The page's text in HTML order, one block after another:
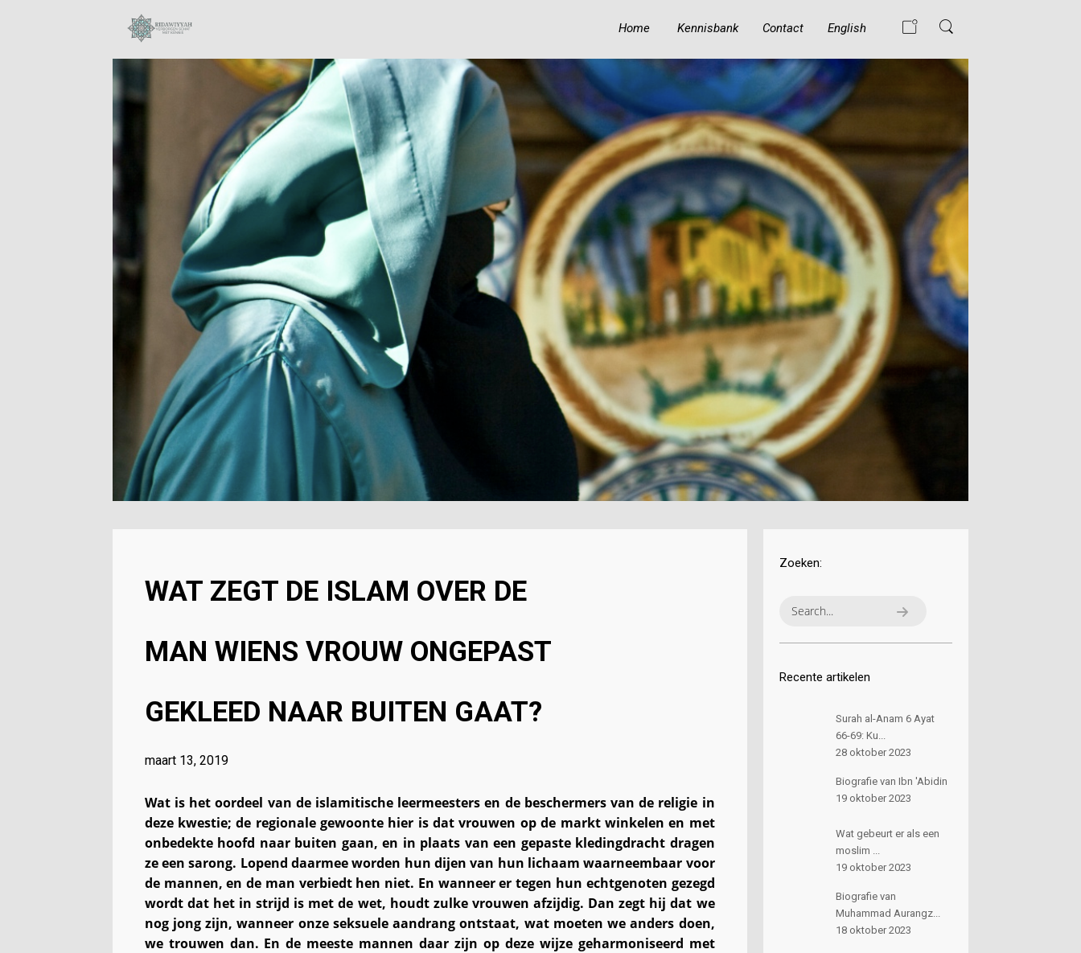
SURAH AL-ANAM 6
AYAT 66-69:
KUNNEN MOSLIMS
BIJEENKOMSTEN
VAN ONGELOVIGEN
BIJWONEN?
19
OKTOBER
2023
BIOGRAFIE VAN IBN
‘ABIDIN
19
OKTOBER
2023
WAT GEBEURT ER
ALS EEN MOSLIM
DE ISLAM
BELEDIGT?
18
OKTOBER
2023
ALAMGIR
18
OKTOBER
2023
KUNNEN MOSLIMS
HINDOE-GODEN
GELIJKSCHAKELEN
MET PROFETEN EN
RUIMTE
TOEKENNEN AAN
ALLAH?
Home Kennisbank Contact English
WAT ZEGT DE ISLAM OVER DE
MAN WIENS VROUW ONGEPAST
GEKLEED NAAR BUITEN GAAT?
maart 13, 2019
Wat is het oordeel van de islamitische leermeesters en de beschermers van de religie in
deze kwestie; de regionale gewoonte hier is dat vrouwen op de markt winkelen en met
onbedekte hoofd naar buiten gaan, en in plaats van een gepaste kledingdracht dragen
ze een sarong. Lopend daarmee worden hun dijen van hun lichaam waarneembaar voor
de mannen, en de man verbiedt hen niet. En wanneer er tegen hun echtgenoten gezegd
wordt dat het in strijd is met de wet, houdt zulke vrouwen afzijdig. Dan zegt hij dat we
nog jong zijn, wanneer onze seksuele aandrang ontstaat, wat moeten we anders doen,
we trouwen dan. En de meeste mannen daar zijn op deze wijze geharmoniseerd met
Zoeken:
Recente artikelen
Surah al-Anam 6 Ayat
66-69: Ku...
28 oktober 2023
Biografie van Ibn 'Abidin
19 oktober 2023
Wat gebeurt er als een
moslim ...
19 oktober 2023
Biografie van
Muhammad Aurangz...
18 oktober 2023